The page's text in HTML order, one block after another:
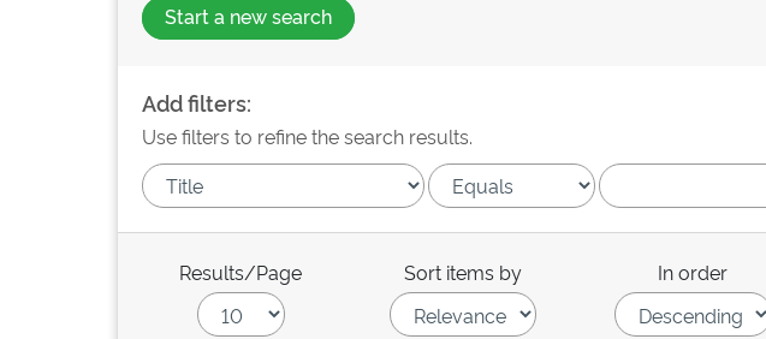
Start a new search
Add filters:
Use filters to refine the search results.
Results/Page Sort items by In order